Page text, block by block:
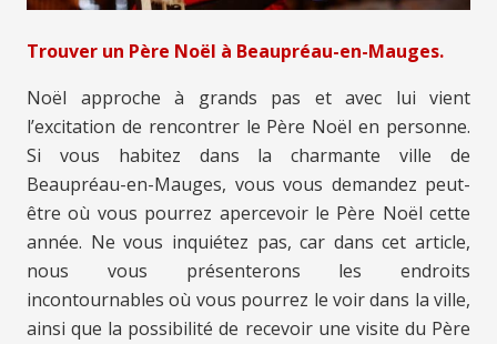
Trouver un Père Noël à Beaupréau-en-Mauges.
Noël approche à grands pas et avec lui vient
l’excitation de rencontrer le Père Noël en personne.
Si vous habitez dans la charmante ville de
Beaupréau-en-Mauges, vous vous demandez peut-
être où vous pourrez apercevoir le Père Noël cette
année. Ne vous inquiétez pas, car dans cet article,
nous vous présenterons les endroits
incontournables où vous pourrez le voir dans la ville,
ainsi que la possibilité de recevoir une visite du Père